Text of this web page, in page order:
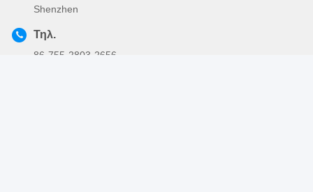
Shenzhen
Τηλ.
86-755-2803-2656